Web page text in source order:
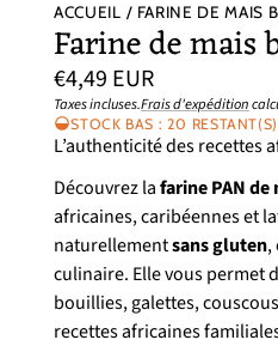
ACCUEIL FARINE DE MAIS
Farine de mais
Prix
habituel
€4,49 EUR
Prix
unitaire
/
par
Taxes incluses.Frais d'expédition
STOCK BAS : 20 RESTANT(S)
L’authenticité des recettes
Découvrez lafarine PAN de
africaines, caribéennes et
naturellementsans gluten,
culinaire. Elle vous permet
bouillies, galettes,
recettes africaines